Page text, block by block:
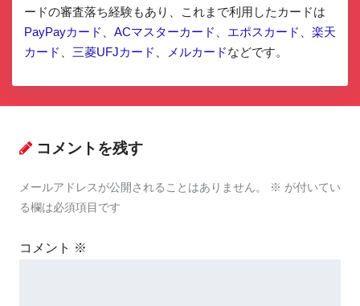
ードの審査落ち経験もあり、これまで利用したカードは
PayPayカード
ACマスターカード エポスカード
楽天
カード
三菱UFJカード メルカードなどです。
コメントを残す
メールアドレスが公開されることはありません。 ※ が付いてい
る欄は必須項目です
コメント ※